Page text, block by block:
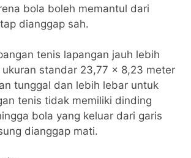
bola boleh memantul dari
dianggap sah.
tenis lapangan jauh lebih
ukuran standar 23,77 x 8,23 meter
tunggal dan lebih lebar untuk
tenis tidak memiliki dinding
bola yang keluar dari garis
dianggap mati.